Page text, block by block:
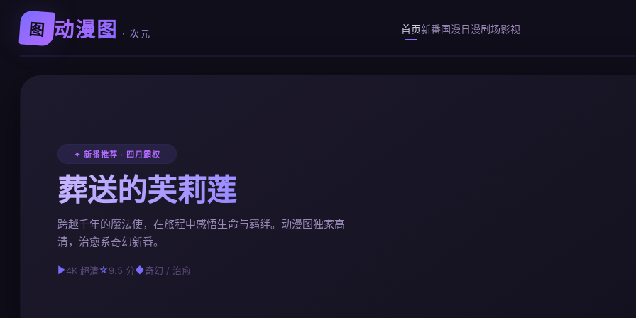
图 动漫图 · 次元 首页新番国漫日漫剧场影视
✦ 新番推荐 · 四月霸权
葬送的芙莉莲
跨越千年的魔法使，在旅程中感悟生命与羁绊。动漫图独家高
清，治愈系奇幻新番。
▶4K 超清☆9.5 分◆奇幻 / 治愈